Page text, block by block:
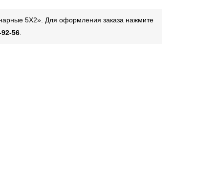
5Х2». Для оформления заказа нажмите
56